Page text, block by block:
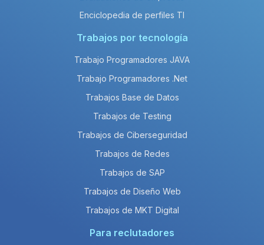
Enciclopedia de perfiles TI
Trabajos por tecnología
Trabajo Programadores JAVA
Trabajo Programadores .Net
Trabajos Base de Datos
Trabajos de Testing
Trabajos de Ciberseguridad
Trabajos de Redes
Trabajos de SAP
Trabajos de Diseño Web
Trabajos de MKT Digital
Para reclutadores